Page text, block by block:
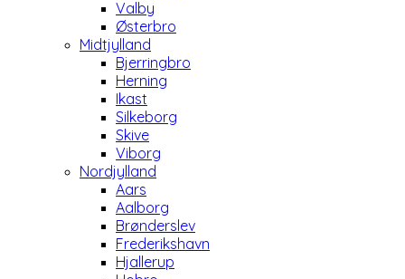
Valby
Østerbro
Midtjylland
Bjerringbro
Herning
Ikast
Silkeborg
Skive
Viborg
Nordjylland
Aars
Aalborg
Brønderslev
Frederikshavn
Hjallerup